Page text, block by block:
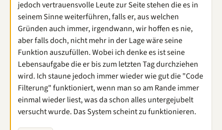
jedoch vertrauensvolle Leute zur Seite stehen die es in
seinem Sinne weiterführen, falls er, aus welchen
Gründen auch immer, irgendwann, wir hoffen es nie,
aber falls doch, nicht mehr in der Lage wäre seine
Funktion auszufüllen. Wobei ich denke es ist seine
Lebensaufgabe die er bis zum letzten Tag durchziehen
wird. Ich staune jedoch immer wieder wie gut die "Code
Filterung" funktioniert, wenn man so am Rande immer
einmal wieder liest, was da schon alles untergejubelt
versucht wurde. Das System scheint zu funktionieren.